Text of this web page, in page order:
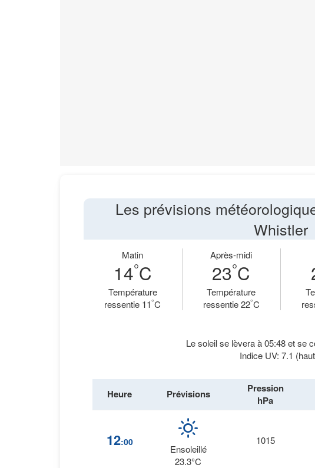
Les prévisions
Whistler
Matin
14°C
Température
ressentie 11°C
Après-midi
23°C
Température
ressentie 22°C
Le soleil se lèvera à 05:48 et se
Indice UV: 7.1
Heure Prévisions
Pression
hPa
12:00
Ensoleillé
23.3°C
1015